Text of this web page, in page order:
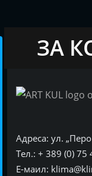
ЗА
Адреса: ул.
Тел.: + 389 (0) 75
Е-маил: